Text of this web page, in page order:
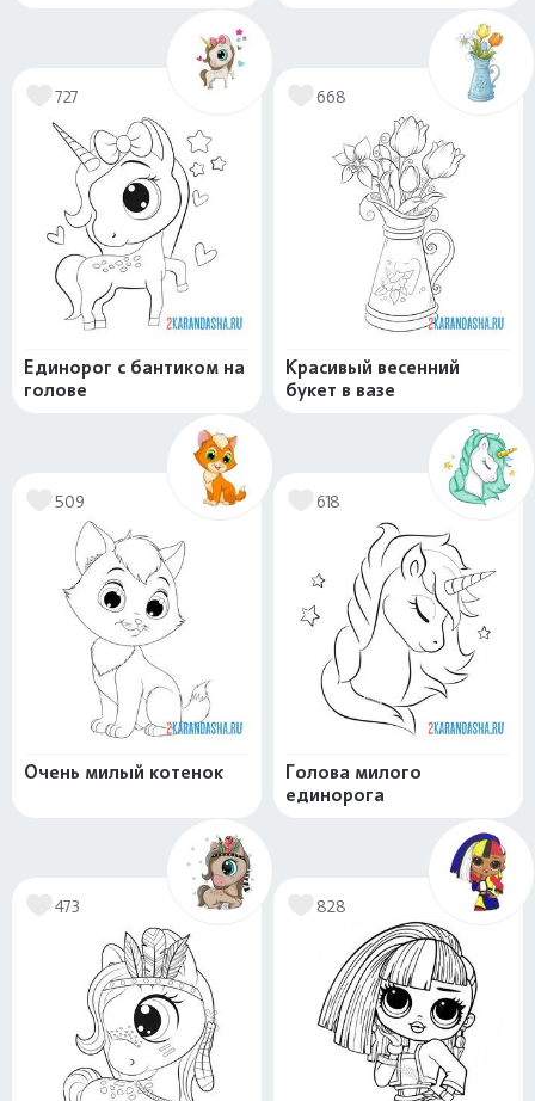
727
Единорог с бантиком на
голове
668
Красивый весенний
букет в вазе
509
Очень милый котенок
618
Голова милого
единорога
473 828